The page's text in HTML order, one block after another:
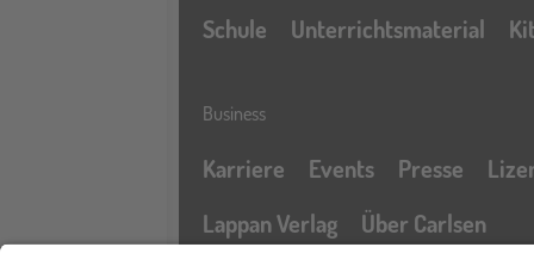
Schule Unterrichtsmaterial
Business
Karriere Events Presse
Lappan Verlag
Über Carlsen